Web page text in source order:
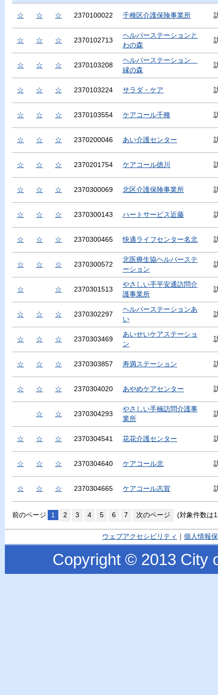
☆ ☆ ☆ 2370100022 千種区介護保険事業所
☆ ☆ ☆ 2370102713
ヘルパーステーションと
わの森
☆ ☆ ☆ 2370103208
ヘルパーステーション
縁の森
☆ ☆ ☆ 2370103224 サラダ・ケア
☆ ☆ ☆ 2370103554 ケアコール千種
☆ ☆ ☆ 2370200046 あい介護センター
☆ ☆ ☆ 2370201754 ケアコール徳川
☆ ☆ ☆ 2370300069 北区介護保険事業所
☆ ☆ ☆ 2370300143 ハートサービス近藤
☆ ☆ ☆ 2370300465 快適ライフセンター名北
☆ ☆ ☆ 2370300572
北医療生協ヘルパーステ
ーション
☆ ☆ 2370301513
やさしい手平安通訪問介
護事業所
☆ ☆ ☆ 2370302297
ヘルパーステーションあ
い
☆ ☆ ☆ 2370303469
あいせいケアステーショ
ン
☆ ☆ ☆ 2370303857 寿満ステーション
☆ ☆ ☆ 2370304020 あやめケアセンター
☆ ☆ 2370304293
やさしい手楠訪問介護事
業所
☆ ☆ ☆ 2370304541 花花介護センター
☆ ☆ ☆ 2370304640 ケアコール北
☆ ☆ ☆ 2370304665 ケアコール志賀
前のページ 1 2 3 4 5 6 7 次のページ (対象件数は
ウェブアクセシビリティ 個人情報
Copyright © 2013 City